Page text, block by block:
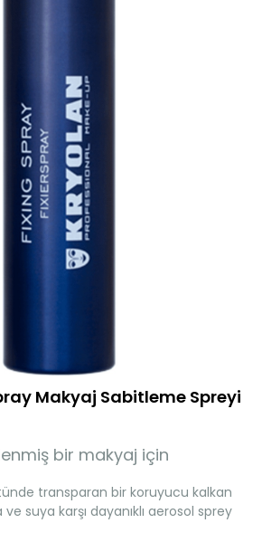
Makyaj Sabitleme Spreyi
bir makyaj için
transparan bir koruyucu kalkan
suya karşı dayanıklı aerosol sprey